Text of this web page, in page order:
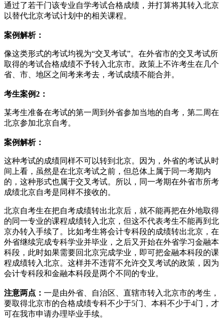
通过了若干门该专业自学考试合格成绩，并打算将其转入北京
以替代北京考试计划中的相关课程。
案例解析：
像这类形式的考试均视为“交叉考试”。在外省市的交叉考试所
取得的考试合格成绩不予转入北京市。政策上不许考生在几个
省、市、地区之间考来考去，考试成绩不能合并。
考生案例2：
某考生准备在考试的第一周到外省参加当地的自考，第二周在
北京参加北京自考。
案例解析：
这种考试的成绩同样不可以转到北京。因为，外省的考试从时
间上看，虽然是在北京考试之前，但总体上属于同一考期内
的，这种形式也属于交叉考试。所以，同一考期在外省市所考
成绩北京自考是同样不接收的。
北京自考生在把自考成绩转出北京后，就不能再把在外地取得
的同一专业的课程成绩转入北京，但这不代表考生不能再到北
京办转入手续了。比如考生将会计专科段的成绩转出北京，在
外省继续完成专科学业并毕业，之后又开始在外省学习金融本
科段，此时如果需要回北京完成学业，即可把金融本科段的课
程成绩转入北京。这样并不违背不允许交叉考试的政策，因为
会计专科段和金融本科段是两个不同的专业。
注意两点： 一是由外省、自治区、直辖市转入北京市的考生，
要取得北京市的合格成绩专科不少于5门、本科不少于4门，才
可在我市申请办理毕业手续。